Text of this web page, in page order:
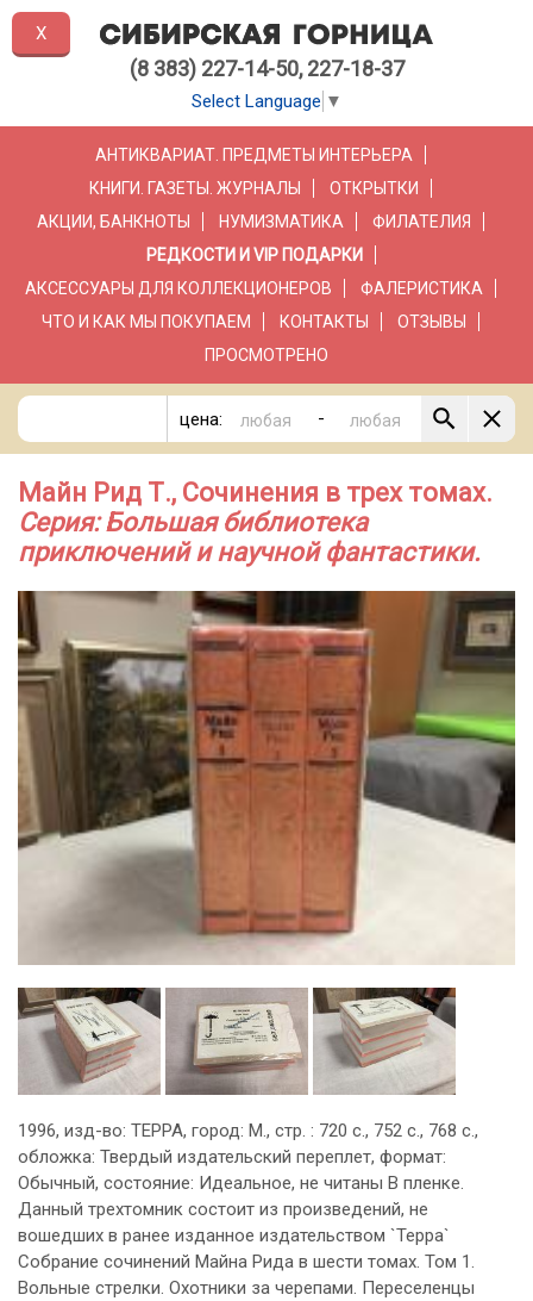
(8 383) 227-14-50, 227-18-37
Select Language ▼
АНТИКВАРИАТ. ПРЕДМЕТЫ ИНТЕРЬЕРА
КНИГИ. ГАЗЕТЫ. ЖУРНАЛЫ
ОТКРЫТКИ
АКЦИИ, БАНКНОТЫ
НУМИЗМАТИКА
ФИЛАТЕЛИЯ
РЕДКОСТИ И VIP ПОДАРКИ
АКСЕССУАРЫ ДЛЯ КОЛЛЕКЦИОНЕРОВ
ФАЛЕРИСТИКА
ЧТО И КАК МЫ ПОКУПАЕМ
КОНТАКТЫ
ОТЗЫВЫ
ПРОСМОТРЕНО
цена: -
Майн Рид Т., Сочинения в трех томах.
Серия: Большая библиотека
приключений и научной фантастики.
1996, изд-во: ТЕРРА, город: М., стр. : 720 с., 752 с., 768 с.,
обложка: Твердый издательский переплет, формат:
Обычный, состояние: Идеальное, не читаны В пленке.
Данный трехтомник состоит из произведений, не
вошедших в ранее изданное издательством `Терра`
Собрание сочинений Майна Рида в шести томах. Том 1.
Вольные стрелки. Охотники за черепами. Переселенцы
X